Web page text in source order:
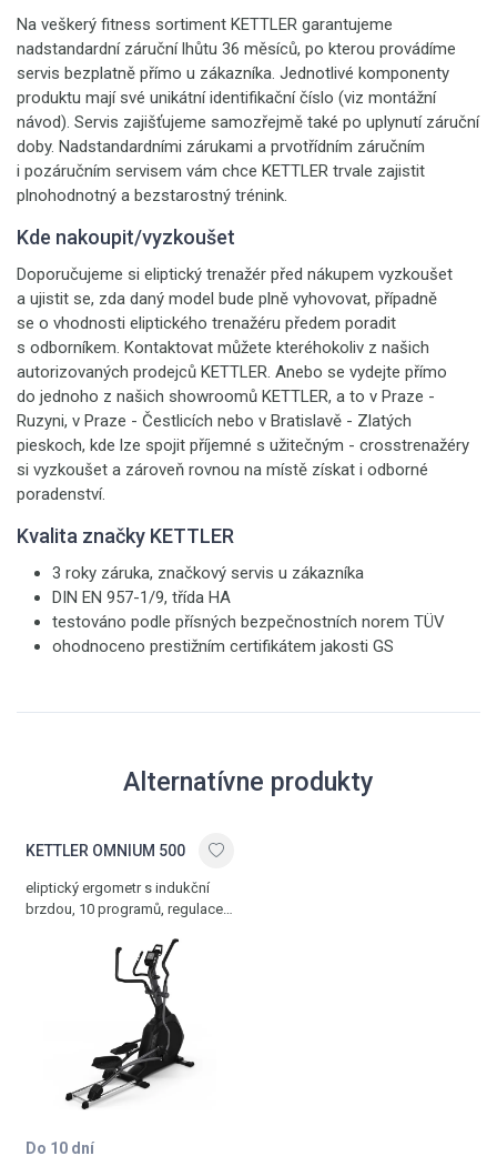
Na veškerý fitness sortiment KETTLER garantujeme
nadstandardní záruční lhůtu 36 měsíců, po kterou provádíme
servis bezplatně přímo u zákazníka. Jednotlivé komponenty
produktu mají své unikátní identifikační číslo (viz montážní
návod). Servis zajišťujeme samozřejmě také po uplynutí záruční
doby. Nadstandardními zárukami a prvotřídním záručním
i pozáručním servisem vám chce KETTLER trvale zajistit
plnohodnotný a bezstarostný trénink.
Kde nakoupit/vyzkoušet
Doporučujeme si eliptický trenažér před nákupem vyzkoušet
a ujistit se, zda daný model bude plně vyhovovat, případně
se o vhodnosti eliptického trenažéru předem poradit
s odborníkem. Kontaktovat můžete kteréhokoliv z našich
autorizovaných prodejců KETTLER. Anebo se vydejte přímo
do jednoho z našich showroomů KETTLER, a to v Praze -
Ruzyni, v Praze - Čestlicích nebo v Bratislavě - Zlatých
pieskoch, kde lze spojit příjemné s užitečným - crosstrenažéry
si vyzkoušet a zároveň rovnou na místě získat i odborné
poradenství.
Kvalita značky KETTLER
3 roky záruka, značkový servis u zákazníka
DIN EN 957-1/9, třída HA
testováno podle přísných bezpečnostních norem TÜV
ohodnoceno prestižním certifikátem jakosti GS
Alternatívne produkty
KETTLER OMNIUM 500
eliptický ergometr s indukční
brzdou, 10 programů, regulace
rozhraní, délka kroku 50 cm,
velice úzká vnitřní rozteč
nášlapu 7 cm, paměť pro 4
osoby, stabilní a pevný rám,
komunikace s aplikací
KETTMAPS, velký a velmi dobře
čitelný LCD displej, 18 kg
setrvačník, hmotnost 75 kg,
Do 10 dní